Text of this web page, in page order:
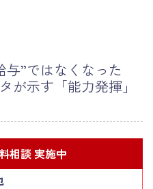
”ではなくなった
示す「能力発揮」
相談 実施中